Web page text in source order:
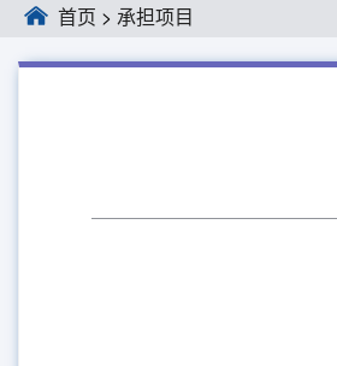
首页 > 承担项目